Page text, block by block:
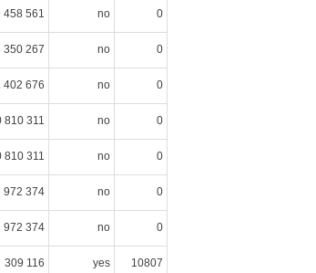
458 561 no 0
350 267 no 0
402 676 no 0
810 311 no 0
810 311 no 0
972 374 no 0
972 374 no 0
309 116 yes 10807